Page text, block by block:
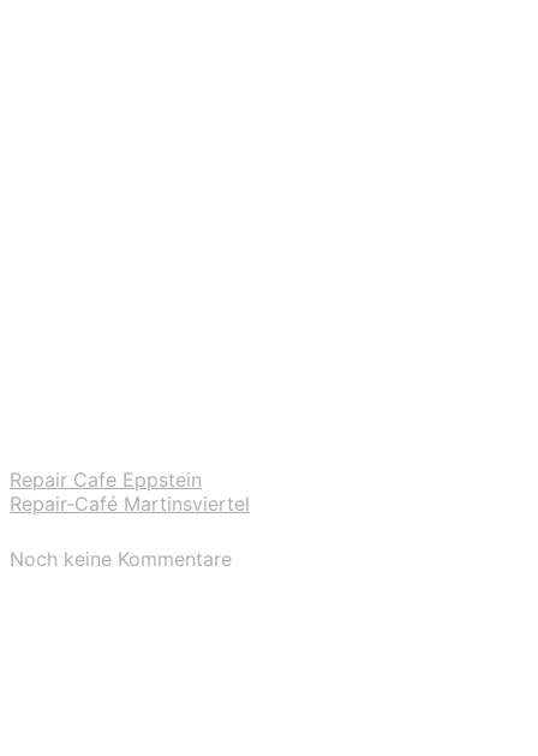
Repair Cafe Eppstein
Repair-Café Martinsviertel
Noch keine Kommentare